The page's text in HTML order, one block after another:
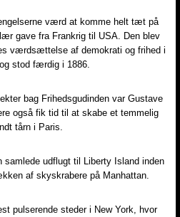
værd at komme helt tæt på
gave fra Frankrig til USA. Den blev
værdsættelse af demokrati og frihed i
stod færdig i 1886.
bag Frihedsgudinden var Gustave
også fik tid til at skabe et temmelig
tårn i Paris.
udflugt til Liberty Island inden
af skyskrabere på Manhattan.
pulserende steder i New York, hvor